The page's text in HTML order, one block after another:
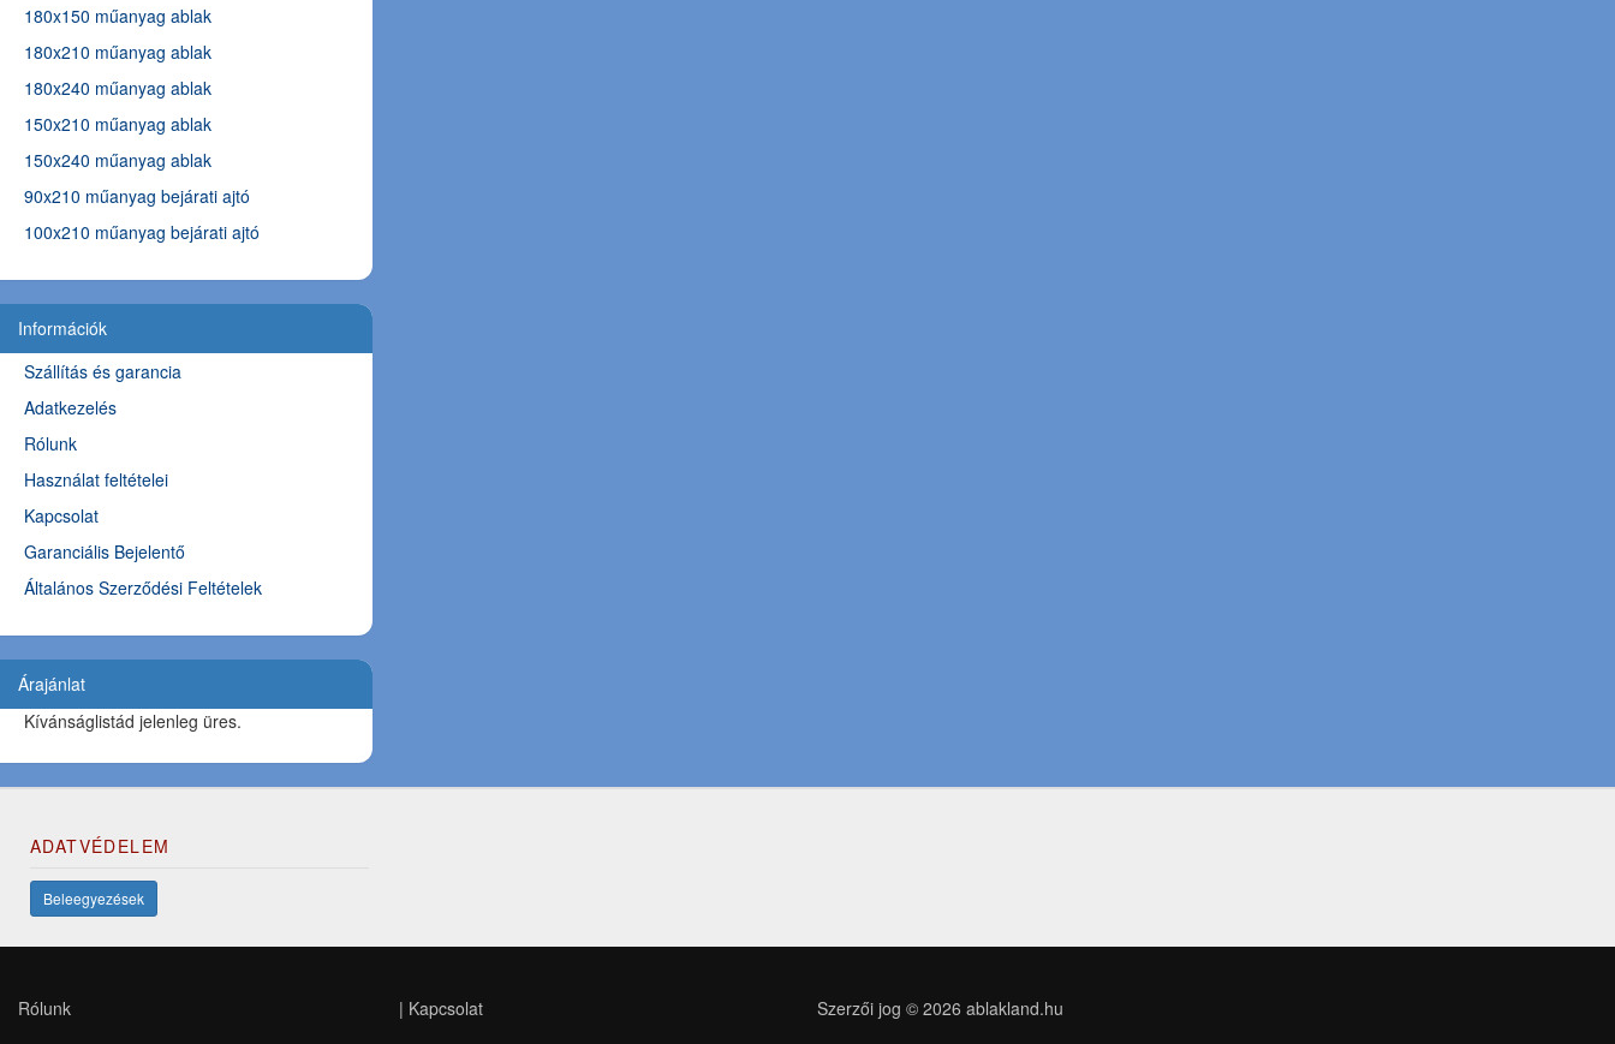
180x150 műanyag ablak
180x210 műanyag ablak
180x240 műanyag ablak
150x210 műanyag ablak
150x240 műanyag ablak
90x210 műanyag bejárati ajtó
100x210 műanyag bejárati ajtó
Információk
Szállítás és garancia
Adatkezelés
Rólunk
Használat feltételei
Kapcsolat
Garanciális Bejelentő
Általános Szerződési Feltételek
Árajánlat
Kívánságlistád jelenleg üres.
ADATVÉDELEM
Beleegyezések
Rólunk | Kapcsolat Szerzői jog © 2026 ablakland.hu